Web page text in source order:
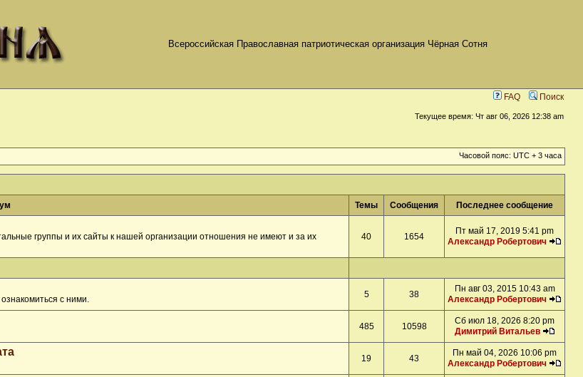
Всероссийская Православная патриотическая организация Чёрная Сотня
FAQ Поиск
Текущее время: Чт авг 06, 2026 12:38 am
Часовой пояс: UTC + 3 часа
Темы Сообщения Последнее сообщение
группы и их сайты к нашей организации отношения не имеют и за их
40 1654
Пт май 17, 2019 5:41 pm
Александр Робертович
с ними. 5 38
Пн авг 03, 2015 10:43 am
Александр Робертович
485 10598
Сб июл 18, 2026 8:20 pm
Димитрий Витальев
19 43
Пн май 04, 2026 10:06 pm
Александр Робертович